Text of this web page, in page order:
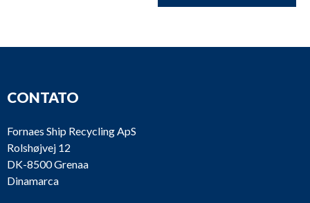
CONTATO
Fornaes Ship Recycling ApS
Rolshøjvej 12
DK-8500 Grenaa
Dinamarca